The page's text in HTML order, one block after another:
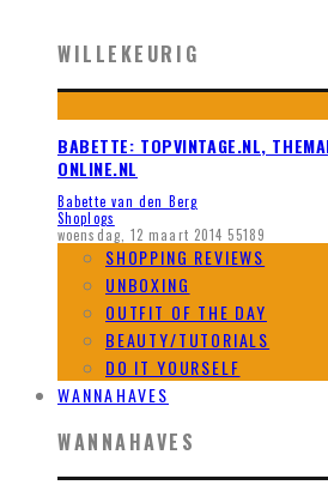
WILLEKEURIG
BABETTE: TOPVINTAGE.NL,
ONLINE.NL
Babette van den Berg
Shoplogs
woensdag, 12 maart 2014 55189
SHOPPING REVIEWS
UNBOXING
OUTFIT OF THE DAY
BEAUTY/TUTORIALS
DO IT YOURSELF
WANNAHAVES
WANNAHAVES